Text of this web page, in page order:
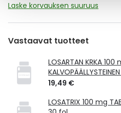
Laske korvauksen suuruus
Vastaavat tuotteet
LOSARTAN KRKA 100
19,49 €
LOSATRIX 100 mg